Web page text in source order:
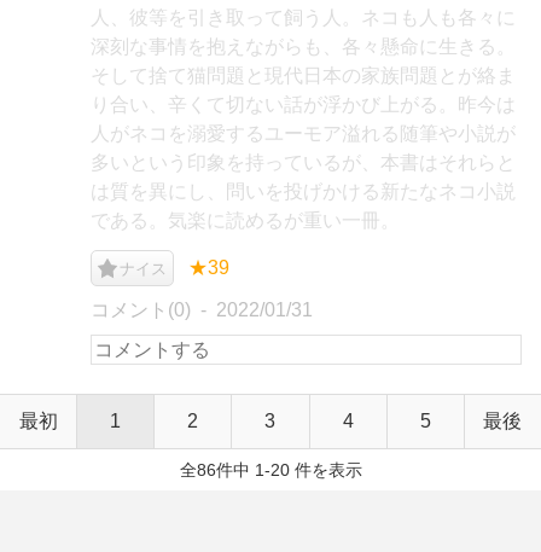
人、彼等を引き取って飼う人。ネコも人も各々に
深刻な事情を抱えながらも、各々懸命に生きる。
そして捨て猫問題と現代日本の家族問題とが絡ま
り合い、辛くて切ない話が浮かび上がる。昨今は
人がネコを溺愛するユーモア溢れる随筆や小説が
多いという印象を持っているが、本書はそれらと
は質を異にし、問いを投げかける新たなネコ小説
である。気楽に読めるが重い一冊。
ナイス ★39
コメント(0) 2022/01/31
最初 1 2 3 4 5 最後
全86件中 1-20 件を表示